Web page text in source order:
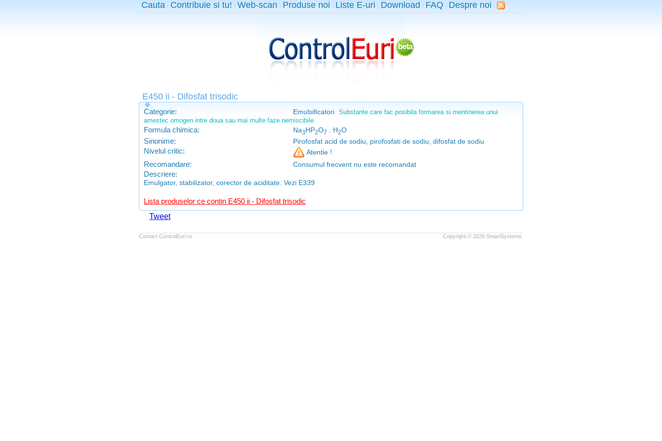
Cauta Contribuie si tu! Web-scan Produse noi Liste E-uri Download FAQ Despre noi
beta
E450 ii - Difosfat trisodic
Categorie: Emulsificatori Substante care fac posibila formarea si mentinerea unui
amestec omogen intre doua sau mai multe faze nemiscibile
Formula chimica: Na3HP2O7 . H2O
Sinonime: Pirofosfat acid de sodiu, pirofosfati de sodiu, difosfat de sodiu
Nivelul critic: Atentie !
Recomandare: Consumul frecvent nu este recomandat
Descriere:
Emulgator, stabilizator, corector de aciditate. Vezi E339
Lista produselor ce contin E450 ii - Difosfat trisodic
Tweet
Contact ControlEuri.ro Copyright © 2026 SmartSystems.